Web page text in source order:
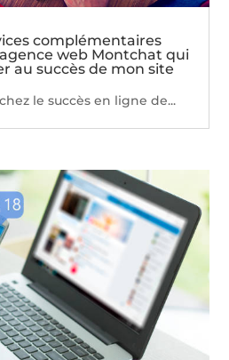
complémentaires
web Montchat qui
au succès de mon site
le succès en ligne de...